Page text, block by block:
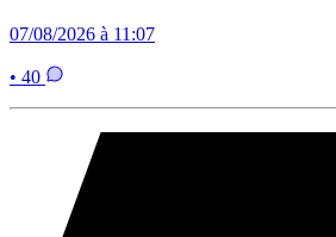
07/08/2026 à 11:07
• 40